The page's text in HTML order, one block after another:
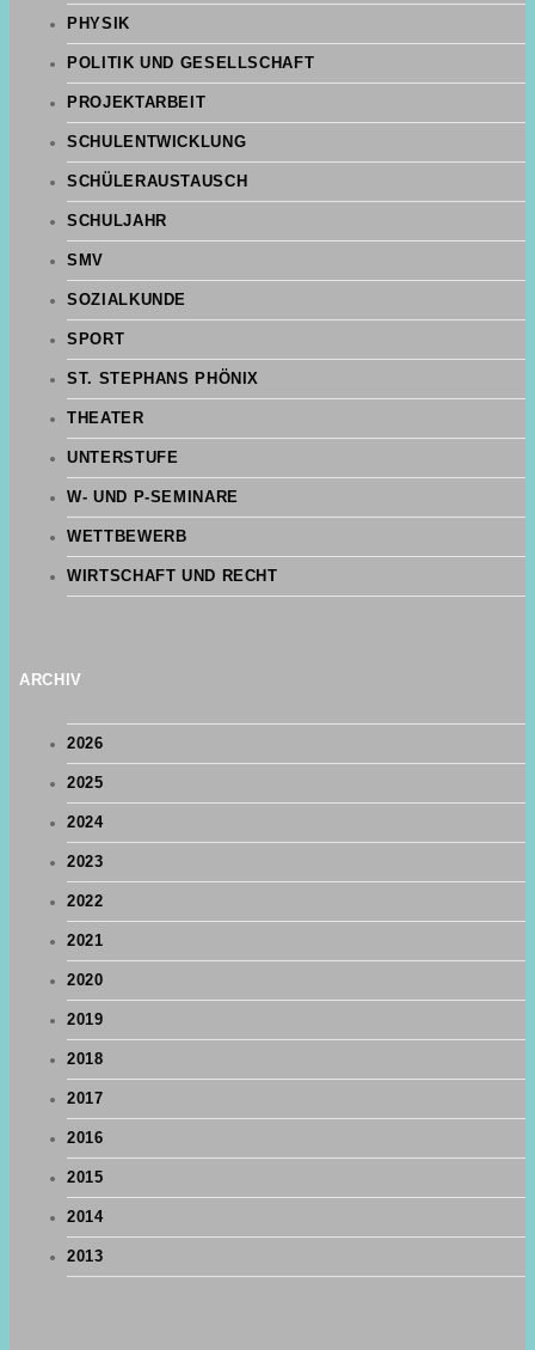
PHYSIK
POLITIK UND GESELLSCHAFT
PROJEKTARBEIT
SCHULENTWICKLUNG
SCHÜLERAUSTAUSCH
SCHULJAHR
SMV
SOZIALKUNDE
SPORT
ST. STEPHANS PHÖNIX
THEATER
UNTERSTUFE
W- UND P-SEMINARE
WETTBEWERB
WIRTSCHAFT UND RECHT
ARCHIV
2026
2025
2024
2023
2022
2021
2020
2019
2018
2017
2016
2015
2014
2013